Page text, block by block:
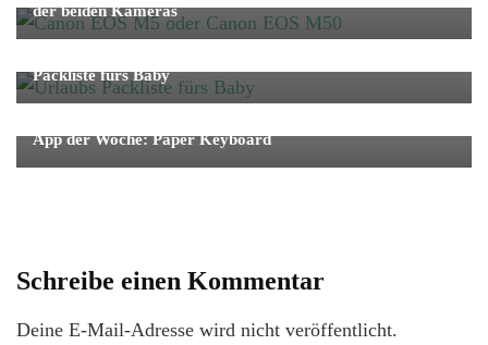
der beiden Kameras
Fernreise Reise
Packliste fürs Baby
App der Woche: Paper Keyboard
Schreibe einen Kommentar
Deine E-Mail-Adresse wird nicht veröffentlicht.